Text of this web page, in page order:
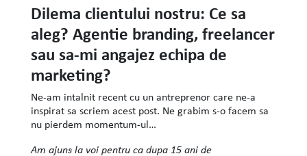
Dilema clientului nostru: Ce sa
aleg? Agentie branding, freelancer
sau sa-mi angajez echipa de
marketing?
Ne-am intalnit recent cu un antreprenor care ne-a
inspirat sa scriem acest post. Ne grabim s-o facem sa
nu pierdem momentum-ul…
Am ajuns la voi pentru ca dupa 15 ani de